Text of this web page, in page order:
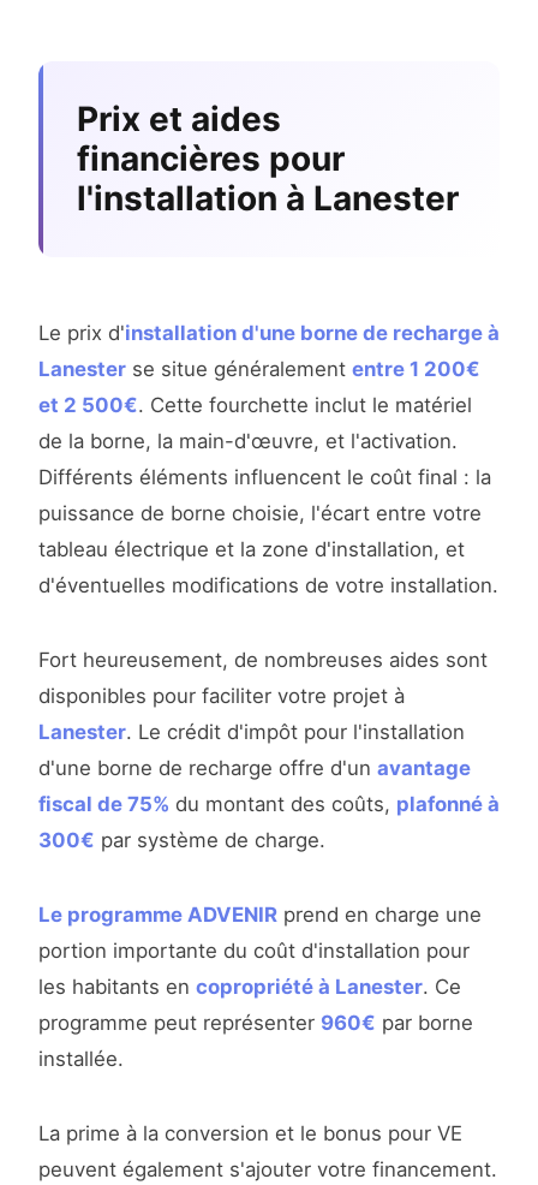
Prix et aides
financières pour
l'installation à Lanester
Le prix d'installation d'une borne de recharge à
Lanester se situe généralement entre 1 200€
et 2 500€. Cette fourchette inclut le matériel
de la borne, la main-d'œuvre, et l'activation.
Différents éléments influencent le coût final : la
puissance de borne choisie, l'écart entre votre
tableau électrique et la zone d'installation, et
d'éventuelles modifications de votre installation.
Fort heureusement, de nombreuses aides sont
disponibles pour faciliter votre projet à
Lanester. Le crédit d'impôt pour l'installation
d'une borne de recharge offre d'un avantage
fiscal de 75% du montant des coûts, plafonné à
300€ par système de charge.
Le programme ADVENIR prend en charge une
portion importante du coût d'installation pour
les habitants en copropriété à Lanester. Ce
programme peut représenter 960€ par borne
installée.
La prime à la conversion et le bonus pour VE
peuvent également s'ajouter votre financement.